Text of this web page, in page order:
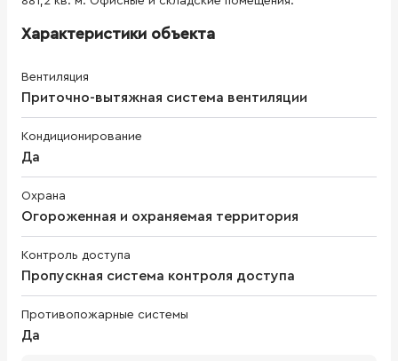
Характеристики объекта
Вентиляция
Приточно-вытяжная система вентиляции
Кондиционирование
Да
Охрана
Огороженная и охраняемая территория
Контроль доступа
Пропускная система контроля доступа
Противопожарные системы
Да